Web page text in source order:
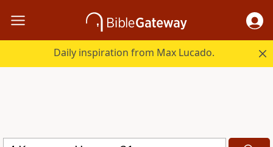
Daily inspiration from Max Lucado.